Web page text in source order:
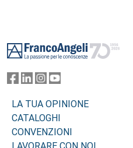
LA TUA OPINIONE
CATALOGHI
CONVENZIONI